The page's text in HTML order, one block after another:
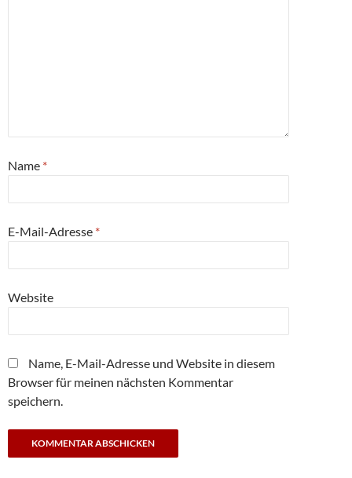
Name *
E-Mail-Adresse *
Website
Name, E-Mail-Adresse und Website in diesem
Browser für meinen nächsten Kommentar
speichern.